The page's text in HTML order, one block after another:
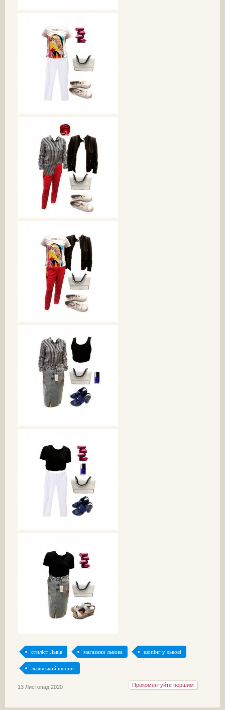
стиліст Львів магазини львова шопінг у львові
львівський шопінг
Прокоментуйте першим
13 Листопад 2020